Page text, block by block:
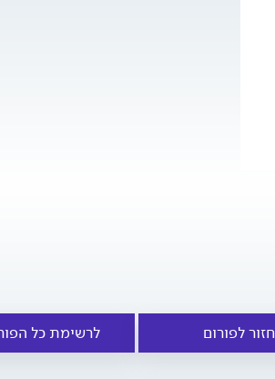
חזור לפורום לרשימת כל